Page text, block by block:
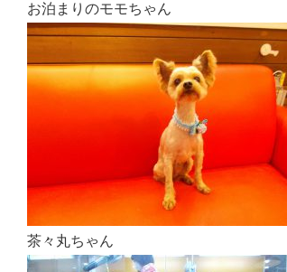
お泊まりのモモちゃん
茶々丸ちゃん